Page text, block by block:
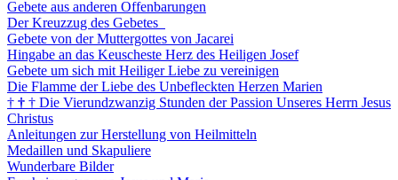
Gebete aus anderen Offenbarungen
Der Kreuzzug des Gebetes
Gebete von der Muttergottes von Jacarei
Hingabe an das Keuscheste Herz des Heiligen Josef
Gebete um sich mit Heiliger Liebe zu vereinigen
Die Flamme der Liebe des Unbefleckten Herzen Marien
† † † Die Vierundzwanzig Stunden der Passion Unseres Herrn Jesus
Christus
Anleitungen zur Herstellung von Heilmitteln
Medaillen und Skapuliere
Wunderbare Bilder